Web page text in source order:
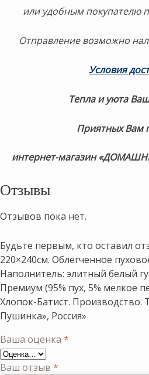
или удобным покупателю
Отправление возможно
Условия
Тепла и уюта
Приятных Вам
интернет-магазин
Отзывы
Отзывов пока нет.
Будьте первым, кто оставил
220×240см. Облегченное
Наполнитель: элитный белый
Премиум (95% пух, 5% мелкое
Хлопок-Батист. Производство:
Пушинка», Россия»
Ваша оценка *
Ваш отзыв *